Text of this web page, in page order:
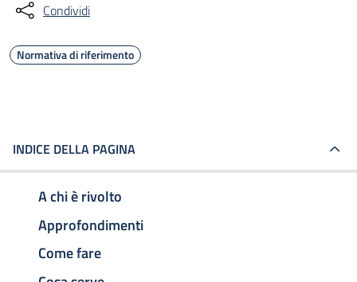
Condividi
Normativa di riferimento
INDICE DELLA PAGINA
A chi è rivolto
Approfondimenti
Come fare